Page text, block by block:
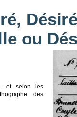
ou
et selon les
des